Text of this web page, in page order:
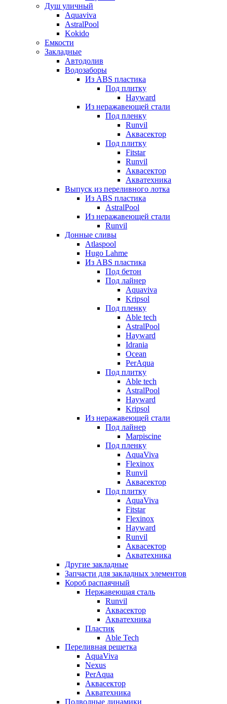
Душ уличный
Aquaviva
AstralPool
Kokido
Емкости
Закладные
Автодолив
Водозаборы
Из ABS пластика
Под плитку
Hayward
Из неражавеющей стали
Под пленку
Runvil
Аквасектор
Под плитку
Fitstar
Runvil
Аквасектор
Акватехника
Выпуск из переливного лотка
Из ABS пластика
AstralPool
Из неражавеющей стали
Runvil
Донные сливы
Atlaspool
Hugo Lahme
Из ABS пластика
Под бетон
Под лайнер
Aquaviva
Kripsol
Под пленку
Able tech
AstralPool
Hayward
Idrania
Ocean
PerAqua
Под плитку
Able tech
AstralPool
Hayward
Kripsol
Из неражавеющей стали
Под лайнер
Marpiscine
Под пленку
AquaViva
Flexinox
Runvil
Аквасектор
Под плитку
AquaViva
Fitstar
Flexinox
Hayward
Runvil
Аквасектор
Акватехника
Другие закладные
Запчасти для закладных элементов
Короб распаячный
Нержавеющая сталь
Runvil
Аквасектор
Акватехника
Пластик
Able Tech
Переливная решетка
AquaViva
Nexus
PerAqua
Аквасектор
Акватехника
Подводные динамики